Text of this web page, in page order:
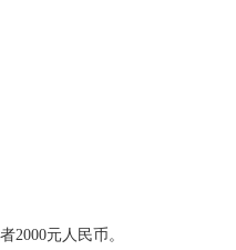
2000元人民币。